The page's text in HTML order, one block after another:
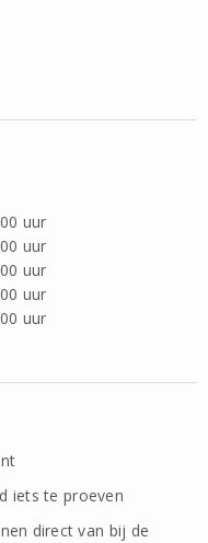
uur
uur
uur
uur
uur
iets te proeven
direct van bij de